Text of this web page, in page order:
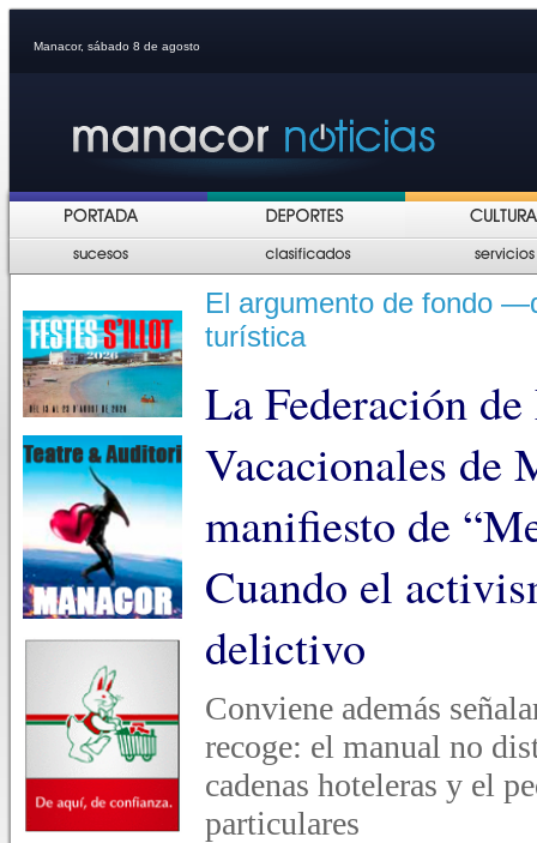
Manacor, sábado 8 de agosto
El argumento de fondo
turística
La Federación
Vacacionales de
manifiesto de
Cuando el
delictivo
Conviene además
recoge: el manual no
cadenas hoteleras y el
particulares